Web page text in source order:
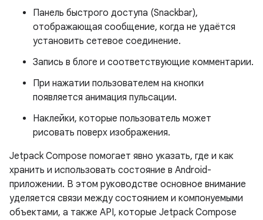
Панель быстрого доступа (Snackbar),
отображающая сообщение, когда не удаётся
установить сетевое соединение.
Запись в блоге и соответствующие комментарии.
При нажатии пользователем на кнопки
появляется анимация пульсации.
Наклейки, которые пользователь может
рисовать поверх изображения.
Jetpack Compose помогает явно указать, где и как
хранить и использовать состояние в Android-
приложении. В этом руководстве основное внимание
уделяется связи между состоянием и компонуемыми
объектами, а также API, которые Jetpack Compose